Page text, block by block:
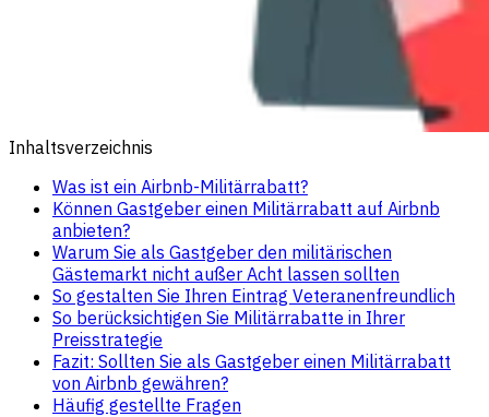
Inhaltsverzeichnis
Was ist ein Airbnb-Militärrabatt?
Können Gastgeber einen Militärrabatt auf Airbnb
anbieten?
Warum Sie als Gastgeber den militärischen
Gästemarkt nicht außer Acht lassen sollten
So gestalten Sie Ihren Eintrag Veteranenfreundlich
So berücksichtigen Sie Militärrabatte in Ihrer
Preisstrategie
Fazit: Sollten Sie als Gastgeber einen Militärrabatt
von Airbnb gewähren?
Häufig gestellte Fragen